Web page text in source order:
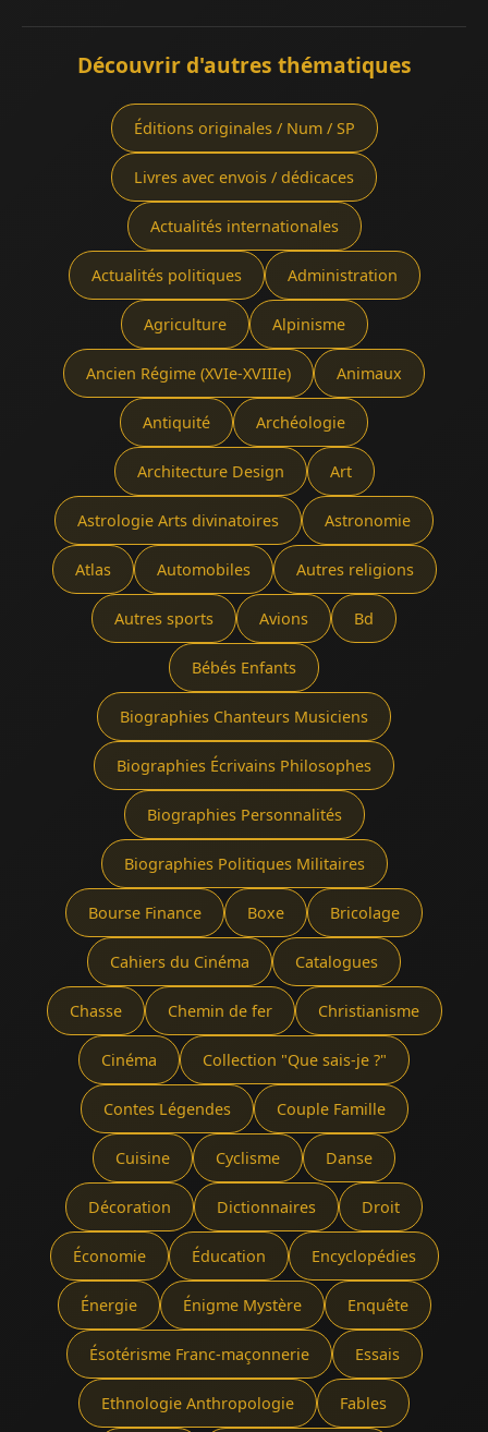
Découvrir d'autres thématiques
Éditions originales / Num / SP
Livres avec envois / dédicaces
Actualités internationales
Actualités politiques Administration
Agriculture Alpinisme
Ancien Régime (XVIe-XVIIIe) Animaux
Antiquité Archéologie
Architecture Design Art
Astrologie Arts divinatoires Astronomie
Atlas Automobiles Autres religions
Autres sports Avions Bd
Bébés Enfants
Biographies Chanteurs Musiciens
Biographies Écrivains Philosophes
Biographies Personnalités
Biographies Politiques Militaires
Bourse Finance Boxe Bricolage
Cahiers du Cinéma Catalogues
Chasse Chemin de fer Christianisme
Cinéma Collection "Que sais-je ?"
Contes Légendes Couple Famille
Cuisine Cyclisme Danse
Décoration Dictionnaires Droit
Économie Éducation Encyclopédies
Énergie Énigme Mystère Enquête
Ésotérisme Franc-maçonnerie Essais
Ethnologie Anthropologie Fables